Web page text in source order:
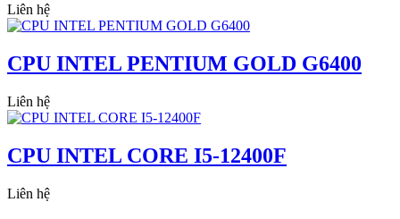
Liên hệ
CPU INTEL PENTIUM GOLD G6400
Liên hệ
CPU INTEL CORE I5-12400F
Liên hệ